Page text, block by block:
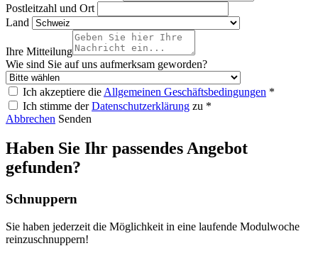
Postleitzahl und Ort
Land
Ihre Mitteilung
Wie sind Sie auf uns aufmerksam geworden?
Ich akzeptiere die Allgemeinen Geschäftsbedingungen *
Ich stimme derDatenschutzerklärung zu *
Abbrechen Senden
Haben Sie Ihr passendes Angebot
gefunden?
Schnuppern
Sie haben jederzeit die Möglichkeit in eine laufende Modulwoche
reinzuschnuppern!